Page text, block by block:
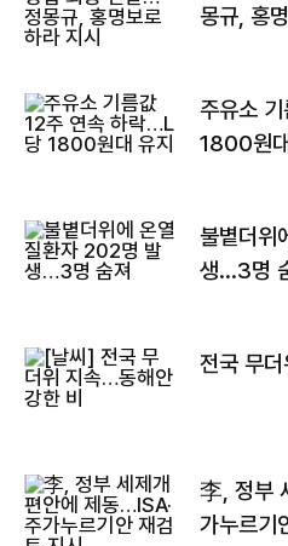
몽규, 홍
주유소
1800원
불볕더위
생…3명
전국 무
李, 정부
가누르기